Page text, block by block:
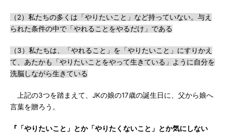
（2）私たちの多くは「やりたいこと」など持っていない。与え
られた条件の中で「やれることをやるだけ」である
（3）私たちは、「やれること」を「やりたいこと」にすりかえ
て、あたかも「やりたいことをやって生きている」ように自分を
洗脳しながら生きている
上記の3つを踏まえて、JKの娘の17歳の誕生日に、父から娘へ
言葉を贈ろう。
『「やりたいこと」とか「やりたくないこと」とか気にしない